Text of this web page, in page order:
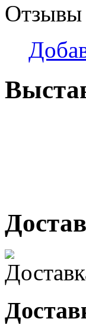
Отзывы